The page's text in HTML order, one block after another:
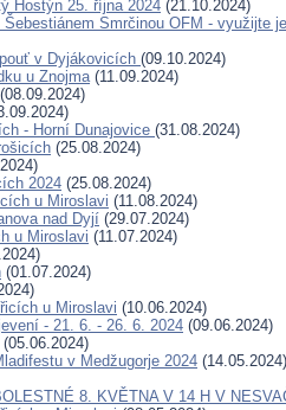
Hostýn 25. října 2024 (21.10.2024)
Smrčinou OFM - využijte
v Dyjákovicích (09.10.2024)
u Znojma(11.09.2024)
(08.09.2024)
- Horní Dunajovice (31.08.2024)
(25.08.2024)
2024 (25.08.2024)
u Miroslavi (11.08.2024)
nad Dyjí (29.07.2024)
u Miroslavi (11.07.2024)
(01.07.2024)
u Miroslavi (10.06.2024)
- 21. 6. - 26. 6. 2024 (09.06.2024)
(05.06.2024)
v Medžugorje 2024 (14.05.2024)
8. KVĚTNA V 14 H V